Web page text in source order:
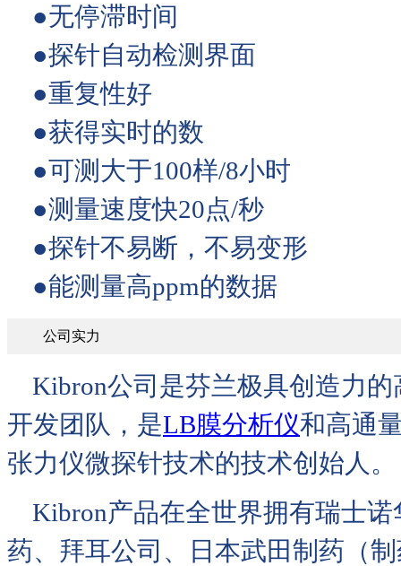
●无停滞时间
●探针自动检测界面
●重复性好
●获得实时的数
●可测大于100样/8小时
●测量速度快20点/秒
●探针不易断，不易变形
●能测量高ppm的数据
公司实力
Kibron公司是芬兰极具创造力的
开发团队，是LB膜分析仪和高通
张力仪微探针技术的技术创始人。
Kibron产品在全世界拥有瑞士诺
药、拜耳公司、日本武田制药（